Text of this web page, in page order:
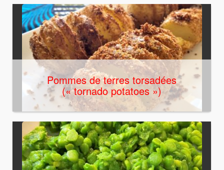
Pommes de terres torsadées
(« tornado potatoes »)